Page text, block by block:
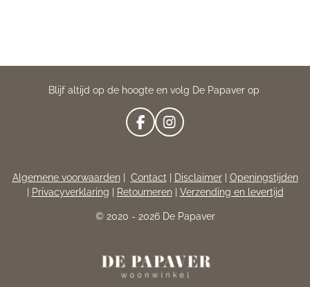
Blijf altijd op de hoogte en volg De Papaver op
F
A
B
O
K
I
N
A
G
A
Algemene voorwaarden| Contact| Disclaimer| Openingstijden
Privacyverklaring Retourneren| Verzending en levertijd
© 2020 - 2026 De Papaver